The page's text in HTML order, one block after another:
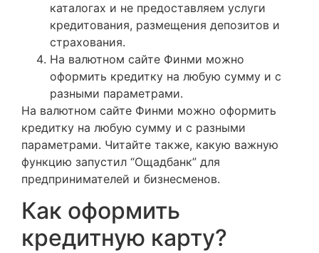
каталогах и не предоставляем услуги
кредитования, размещения депозитов и
страхования.
На валютном сайте Финми можно
оформить кредитку на любую сумму и с
разными параметрами.
На валютном сайте Финми можно оформить
кредитку на любую сумму и с разными
параметрами. Читайте также, какую важную
функцию запустил “Ощадбанк” для
предпринимателей и бизнесменов.
Как оформить
кредитную карту?